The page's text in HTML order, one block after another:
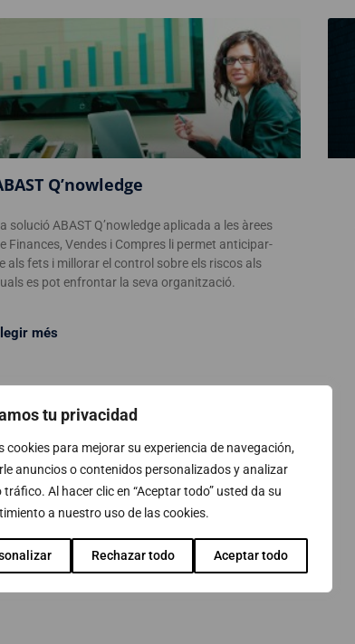
tu privacidad
cookies para mejorar su experiencia de navegación,
anuncios o contenidos personalizados y analizar
tráfico. Al hacer clic en “Aceptar todo” usted da su
a nuestro uso de las cookies.
Rechazar todo Aceptar todo
Q’nowledge
solució ABAST Q’nowledge aplicada a les àrees
Finances, Vendes i Compres li permet anticipar-
als fets i millorar el control sobre els riscos als
es pot enfrontar la seva organització.
més